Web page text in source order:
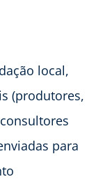
local,
(produtores,
para